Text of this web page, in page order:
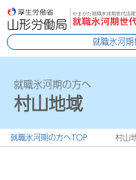
就職氷河
就職氷河期の方へ
村山地域
就職氷河期の方へTOP 村山